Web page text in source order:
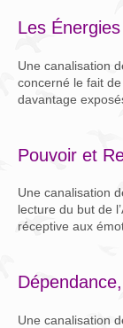
Les
Une canalisation
concerné le fait
davantage
Pouvoir et
Une canalisation
lecture du but de
réceptive aux
Une canalisation